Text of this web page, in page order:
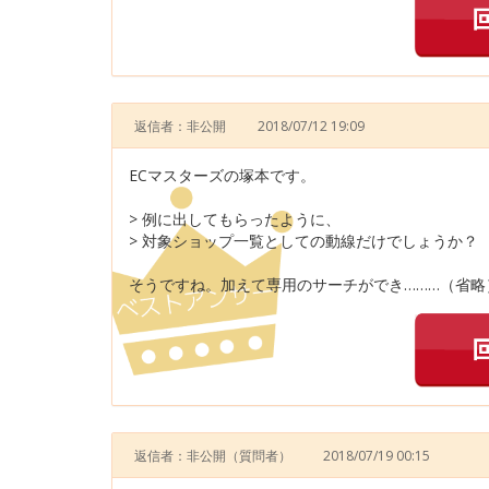
返信者：非公開 2018/07/12 19:09
ECマスターズの塚本です。
> 例に出してもらったように、
> 対象ショップ一覧としての動線だけでしょうか？
そうですね。加えて専用のサーチができ………（省
返信者：非公開 （質問者） 2018/07/19 00:15